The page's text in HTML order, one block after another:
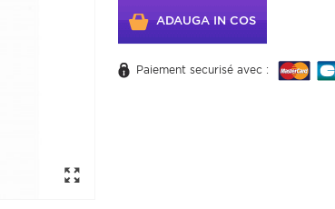
ADAUGA IN COS
Paiement securisé avec :